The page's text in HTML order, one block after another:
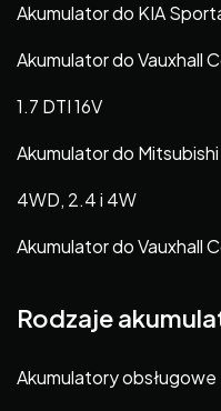
Akumulator do KIA
Akumulator do Vauxhall
1.7 DTI 16V
Akumulator do
4WD, 2.4 i 4W
Akumulator do Vauxhall
Rodzaje
Akumulatory obsługowe